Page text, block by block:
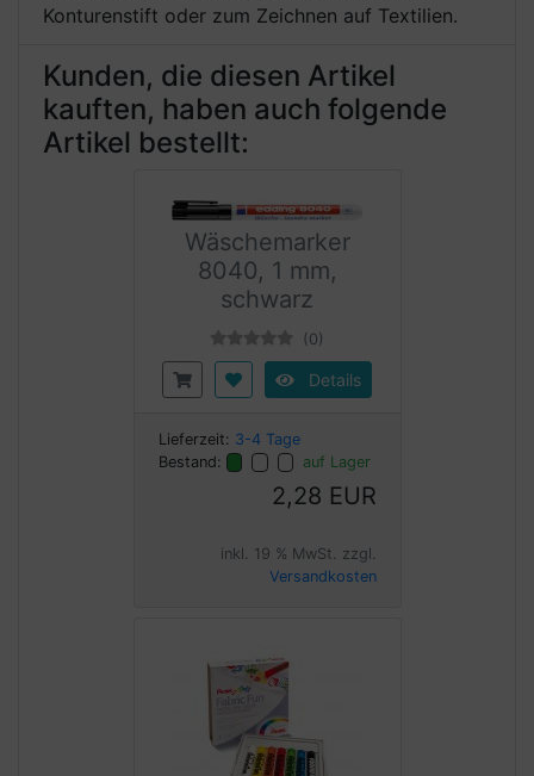
Konturenstift oder zum Zeichnen auf Textilien.
Kunden, die diesen Artikel
kauften, haben auch folgende
Artikel bestellt:
Wäschemarker
8040, 1 mm,
schwarz
(0)
Details
Lieferzeit: 3-4 Tage
Bestand:
auf Lager
2,28 EUR
inkl. 19 % MwSt. zzgl.
Versandkosten